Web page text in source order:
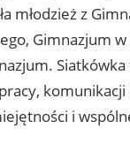
młodzież z
Gimnazjum
i